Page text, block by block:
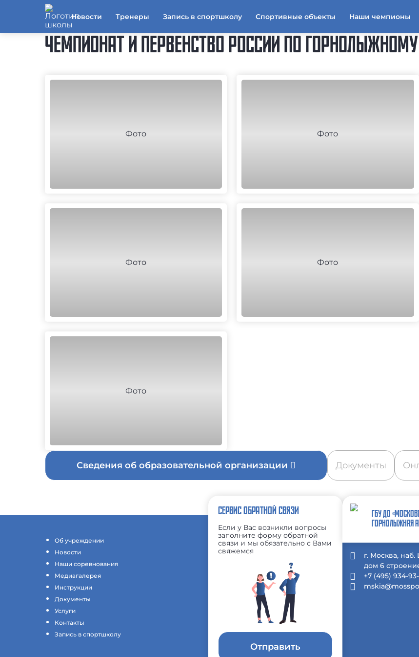
Новости Тренеры Запись в спортшколу Спортивные объекты Наши чемпионы
ЧЕМПИОНАТ И ПЕРВЕНСТВО РОССИИ ПО
Сведения об образовательной организации Документы
Об учреждении
Новости
Наши соревнования
Медиагалерея
Инструкции
Документы
Услуги
Контакты
Запись в спортшколу
СЕРВИС ОБРАТНОЙ СВЯЗИ
Если у Вас возникли вопросы
заполните форму обратной
связи и мы обязательно с Вами
свяжемся
Отправить
ГБУ ДО
ГОРНОЛЫЖНАЯ
г. Москва,
дом 6
+7 (495) 934-